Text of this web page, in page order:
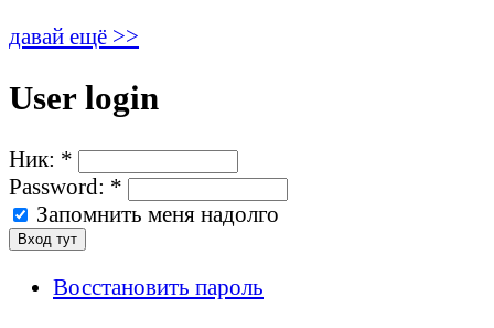
давай ещё >>
User login
Ник: *
Password: *
Запомнить меня надолго
Восстановить пароль